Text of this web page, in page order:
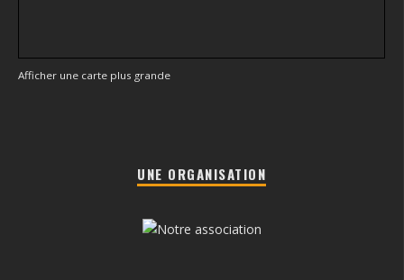
Afficher une carte plus grande
UNE ORGANISATION